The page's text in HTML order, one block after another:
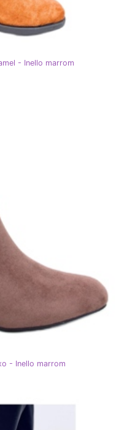
- Inello marrom
- Inello marrom